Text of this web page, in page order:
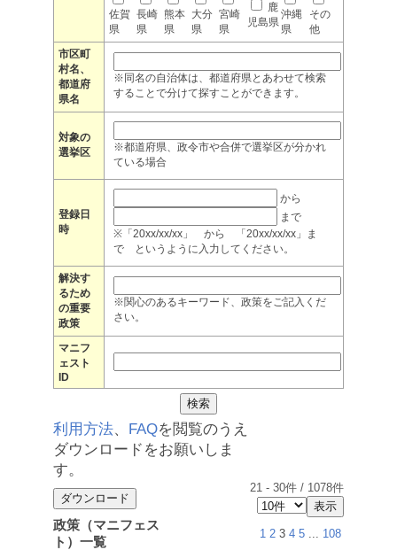
佐賀
県
長崎
県
熊本
県
大分
県
宮崎
県
鹿
児島県
沖縄
県
その
他
市区町
村名、
都道府
県名
※同名の自治体は、都道府県とあわせて検索
することで分けて探すことができます。
対象の
選挙区
※都道府県、政令市や合併で選挙区が分かれ
ている場合
登録日
時
から
まで
※「20xx/xx/xx」 から 「20xx/xx/xx」ま
で というように入力してください。
解決す
るため
の重要
政策
※関心のあるキーワード、政策をご記入くだ
さい。
マニフ
ェスト
ID
利用方法、 FAQを閲覧のうえ
ダウンロードをお願いしま
す。
21 - 30件 / 1078件
政策（マニフェス
ト）一覧
1 2 3 4 5 ... 108